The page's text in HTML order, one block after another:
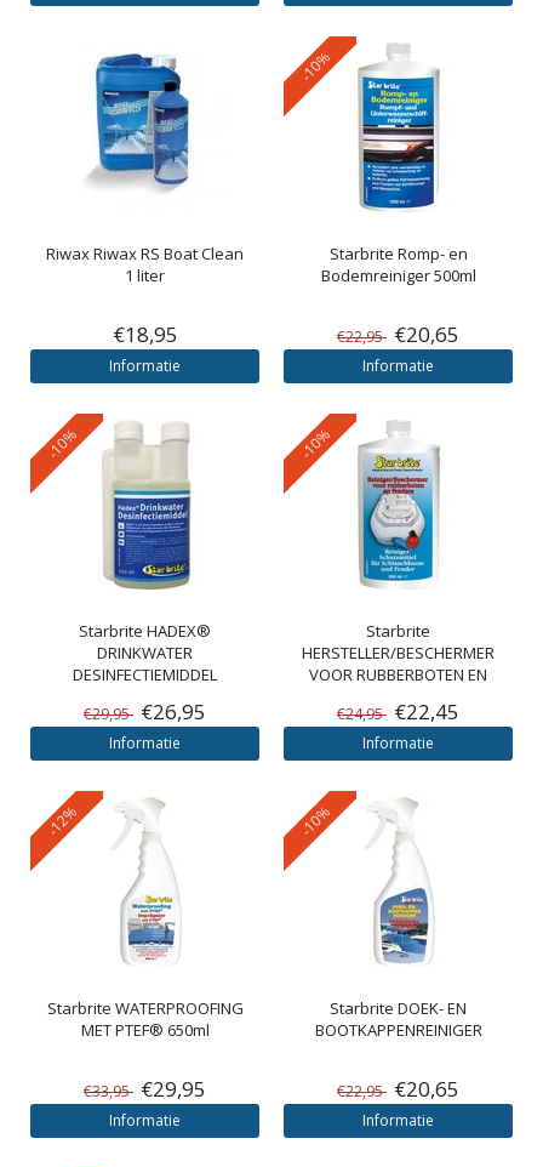
RiwaxRiwax RS Boat Clean
1 liter
€18,95
Informatie
-10%
Starbrite Romp- en
Bodemreiniger 500ml
€22,95 €20,65
Informatie
-10%
Starbrite HADEX®
DRINKWATER
DESINFECTIEMIDDEL
€29,95 €26,95
Informatie
-10%
Starbrite
HERSTELLER/BESCHERMER
VOOR RUBBERBOTEN EN
€24,95 €22,45
Informatie
-12%
Starbrite WATERPROOFING
MET PTEF® 650ml
€33,95 €29,95
Informatie
-10%
Starbrite DOEK- EN
BOOTKAPPENREINIGER
€22,95 €20,65
Informatie